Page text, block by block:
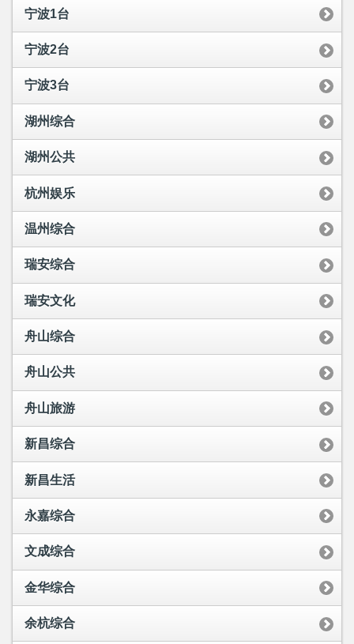
宁波1台
宁波2台
宁波3台
湖州综合
湖州公共
杭州娱乐
温州综合
瑞安综合
瑞安文化
舟山综合
舟山公共
舟山旅游
新昌综合
新昌生活
永嘉综合
文成综合
金华综合
余杭综合